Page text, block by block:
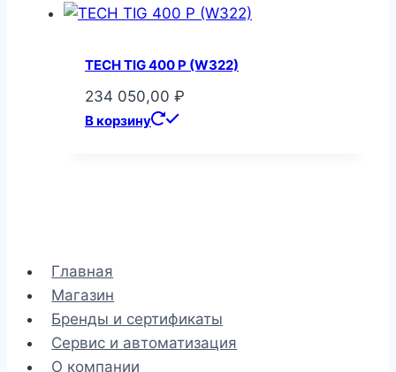
TECH TIG 400 P (W322)
234 050,00 ₽
В корзину
Главная
Магазин
Бренды и сертификаты
Сервис и автоматизация
О компании